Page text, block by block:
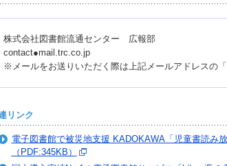
株式会社図書館流通センター 広報部
contact●mail.trc.co.jp
※メールをお送りいただく際は上記メールアドレスの
リンク
電子図書館で被災地支援 KADOKAWA「児童書読み
（PDF:345KB）